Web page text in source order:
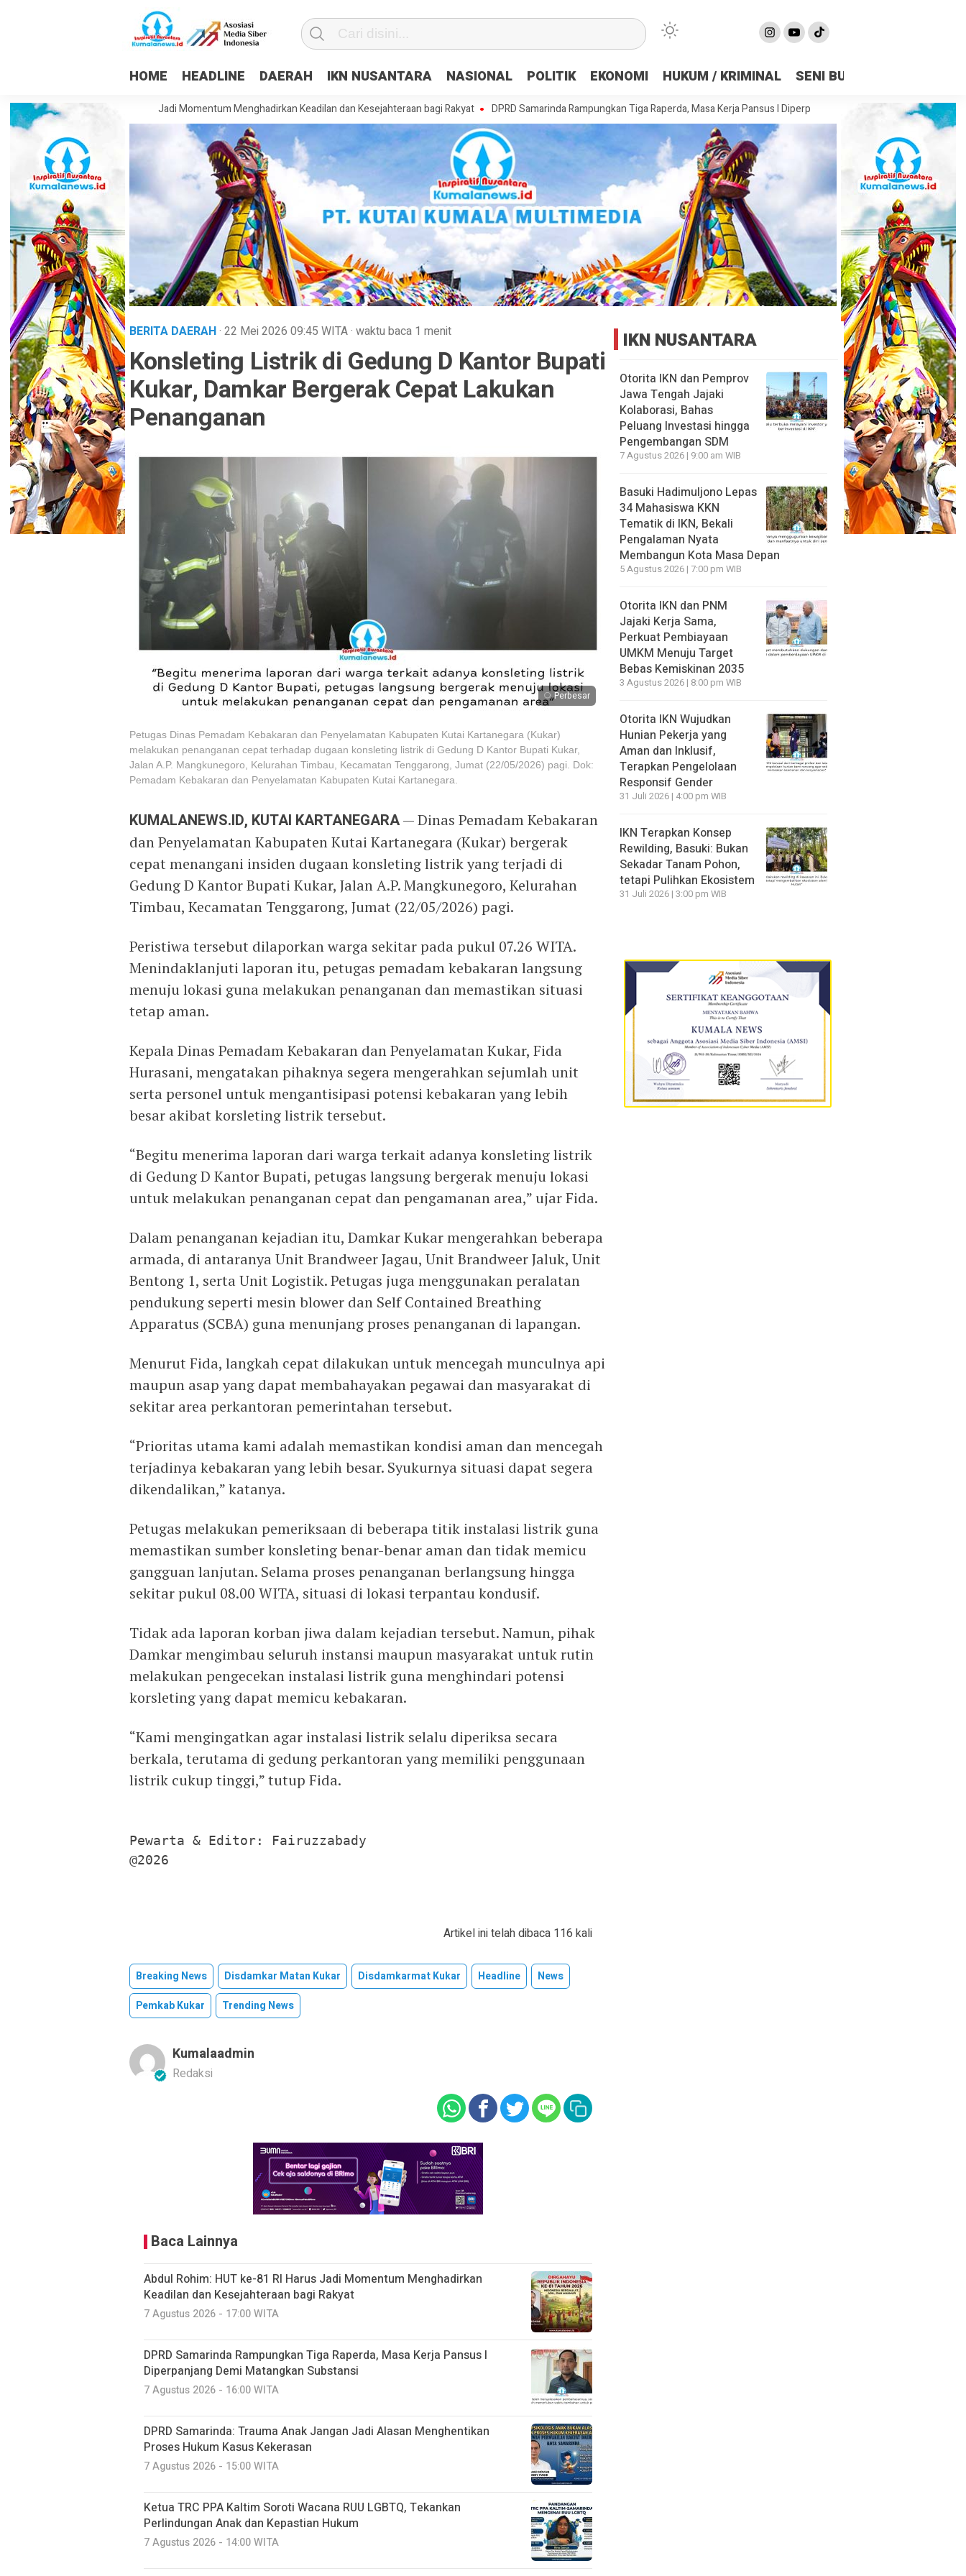
HOME HEADLINE DAERAH IKN NUSANTARA NASIONAL POLITIK EKONOMI HUKUM / KRIMINAL SENI BUDAYA
HUT ke-81 RI Harus Jadi Momentum Menghadirkan Keadilan dan Kesejahteraan bagi Rakyat DPRD Samarinda Rampungkan Tiga Raperda, Masa Kerja Pansus I Diperpanjang Demi Matangkan Substansi
BERITA DAERAH· 22 Mei 2026 09:45 WITA· waktu baca 1 menit
Konsleting Listrik di Gedung D Kantor Bupati
Kukar, Damkar Bergerak Cepat Lakukan
Penanganan
Perbesar
Petugas Dinas Pemadam Kebakaran dan Penyelamatan Kabupaten Kutai Kartanegara (Kukar)
melakukan penanganan cepat terhadap dugaan konsleting listrik di Gedung D Kantor Bupati Kukar,
Jalan A.P. Mangkunegoro, Kelurahan Timbau, Kecamatan Tenggarong, Jumat (22/05/2026) pagi. Dok:
Pemadam Kebakaran dan Penyelamatan Kabupaten Kutai Kartanegara.
KUMALANEWS.ID, KUTAI KARTANEGARA— Dinas Pemadam Kebakaran
dan Penyelamatan Kabupaten Kutai Kartanegara (Kukar) bergerak
cepat menangani insiden dugaan konsleting listrik yang terjadi di
Gedung D Kantor Bupati Kukar, Jalan A.P. Mangkunegoro, Kelurahan
Timbau, Kecamatan Tenggarong, Jumat (22/05/2026) pagi.
Peristiwa tersebut dilaporkan warga sekitar pada pukul 07.26 WITA.
Menindaklanjuti laporan itu, petugas pemadam kebakaran langsung
menuju lokasi guna melakukan penanganan dan memastikan situasi
tetap aman.
Kepala Dinas Pemadam Kebakaran dan Penyelamatan Kukar, Fida
Hurasani, mengatakan pihaknya segera mengerahkan sejumlah unit
serta personel untuk mengantisipasi potensi kebakaran yang lebih
besar akibat korsleting listrik tersebut.
“Begitu menerima laporan dari warga terkait adanya konsleting listrik
di Gedung D Kantor Bupati, petugas langsung bergerak menuju lokasi
untuk melakukan penanganan cepat dan pengamanan area,” ujar Fida.
Dalam penanganan kejadian itu, Damkar Kukar mengerahkan beberapa
armada, di antaranya Unit Brandweer Jagau, Unit Brandweer Jaluk, Unit
Bentong 1, serta Unit Logistik. Petugas juga menggunakan peralatan
pendukung seperti mesin blower dan Self Contained Breathing
Apparatus (SCBA) guna menunjang proses penanganan di lapangan.
Menurut Fida, langkah cepat dilakukan untuk mencegah munculnya api
maupun asap yang dapat membahayakan pegawai dan masyarakat di
sekitar area perkantoran pemerintahan tersebut.
“Prioritas utama kami adalah memastikan kondisi aman dan mencegah
terjadinya kebakaran yang lebih besar. Syukurnya situasi dapat segera
dikendalikan,” katanya.
Petugas melakukan pemeriksaan di beberapa titik instalasi listrik guna
memastikan sumber konsleting benar-benar aman dan tidak memicu
gangguan lanjutan. Selama proses penanganan berlangsung hingga
sekitar pukul 08.00 WITA, situasi di lokasi terpantau kondusif.
Tidak ada laporan korban jiwa dalam kejadian tersebut. Namun, pihak
Damkar mengimbau seluruh instansi maupun masyarakat untuk rutin
melakukan pengecekan instalasi listrik guna menghindari potensi
korsleting yang dapat memicu kebakaran.
“Kami mengingatkan agar instalasi listrik selalu diperiksa secara
berkala, terutama di gedung perkantoran yang memiliki penggunaan
listrik cukup tinggi,” tutup Fida.
Pewarta & Editor: Fairuzzabady
@2026
Artikel ini telah dibaca 116 kali
Breaking News Disdamkar Matan Kukar Disdamkarmat Kukar Headline
News
Pemkab Kukar
Trending News
Kumalaadmin
Redaksi
Baca Lainnya
Abdul Rohim: HUT ke-81 RI Harus Jadi Momentum Menghadirkan
Keadilan dan Kesejahteraan bagi Rakyat
7 Agustus 2026 - 17:00 WITA
DPRD Samarinda Rampungkan Tiga Raperda, Masa Kerja Pansus I
Diperpanjang Demi Matangkan Substansi
7 Agustus 2026 - 16:00 WITA
DPRD Samarinda: Trauma Anak Jangan Jadi Alasan Menghentikan
Proses Hukum Kasus Kekerasan
7 Agustus 2026 - 15:00 WITA
Ketua TRC PPA Kaltim Soroti Wacana RUU LGBTQ, Tekankan
Perlindungan Anak dan Kepastian Hukum
7 Agustus 2026 - 14:00 WITA
IKN NUSANTARA
Otorita IKN dan Pemprov
Jawa Tengah Jajaki
Kolaborasi, Bahas
Peluang Investasi hingga
Pengembangan SDM
7 Agustus 2026 | 9:00 am WIB
Basuki Hadimuljono Lepas
34 Mahasiswa KKN
Tematik di IKN, Bekali
Pengalaman Nyata
Membangun Kota Masa Depan
5 Agustus 2026 | 7:00 pm WIB
Otorita IKN dan PNM
Jajaki Kerja Sama,
Perkuat Pembiayaan
UMKM Menuju Target
Bebas Kemiskinan 2035
3 Agustus 2026 | 8:00 pm WIB
Otorita IKN Wujudkan
Hunian Pekerja yang
Aman dan Inklusif,
Terapkan Pengelolaan
Responsif Gender
31 Juli 2026 | 4:00 pm WIB
IKN Terapkan Konsep
Rewilding, Basuki: Bukan
Sekadar Tanam Pohon,
tetapi Pulihkan Ekosistem
31 Juli 2026 | 3:00 pm WIB